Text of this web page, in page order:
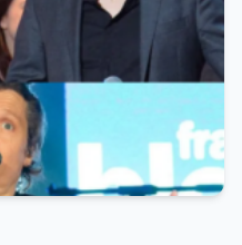
dit long sur
lors du
affichée et
comment
a influencé leur
vraiment passé une
La vérité sur ce
dévoilée.